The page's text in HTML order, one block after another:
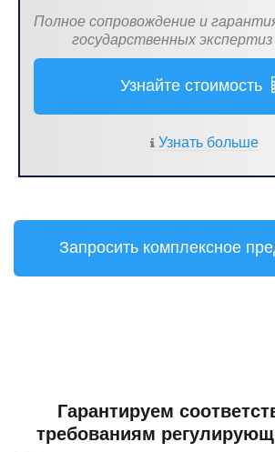
Полное сопровождение и
государственных
Узнайте стоимость
Узнать больше
Запросить комплексное
Гарантируем
требованиям